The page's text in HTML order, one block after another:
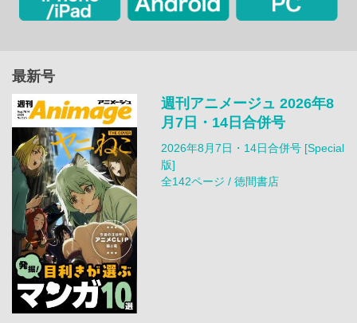
最新号
週刊アニメージュ 2026年8
月7日・14日合併号
2026年8月7日・14日合併号 [Special
版]
全142ページ / 徳間書店